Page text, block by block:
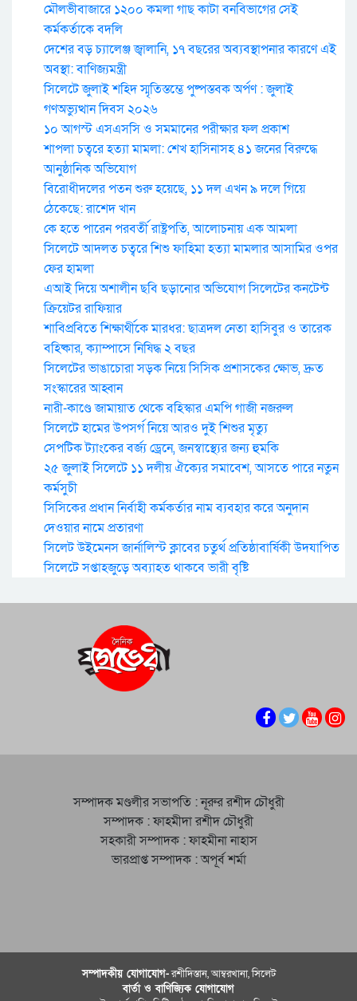
মৌলভীবাজারে ১২০০ কমলা গাছ কাটা বনবিভাগের সেই
কর্মকর্তাকে বদলি
দেশের বড় চ্যালেঞ্জ জ্বালানি, ১৭ বছরের অব্যবস্থাপনার কারণে এই
অবস্থা: বাণিজ্যমন্ত্রী
সিলেটে জুলাই শহিদ স্মৃতিস্তম্ভে পুষ্পস্তবক অর্পণ : জুলাই
গণঅভ্যুত্থান দিবস ২০২৬
১০ আগস্ট এসএসসি ও সমমানের পরীক্ষার ফল প্রকাশ
শাপলা চত্বরে হত্যা মামলা: শেখ হাসিনাসহ ৪১ জনের বিরুদ্ধে
আনুষ্ঠানিক অভিযোগ
বিরোধীদলের পতন শুরু হয়েছে, ১১ দল এখন ৯ দলে গিয়ে
ঠেকেছে: রাশেদ খান
কে হতে পারেন পরবর্তী রাষ্ট্রপতি, আলোচনায় এক আমলা
সিলেটে আদলত চত্বরে শিশু ফাহিমা হত্যা মামলার আসামির ওপর
ফের হামলা
এআই দিয়ে অশালীন ছবি ছড়ানোর অভিযোগ সিলেটের কনটেন্ট
ক্রিয়েটর রাফিয়ার
শাবিপ্রবিতে শিক্ষার্থীকে মারধর: ছাত্রদল নেতা হাসিবুর ও তারেক
বহিষ্কার, ক্যাম্পাসে নিষিদ্ধ ২ বছর
সিলেটের ভাঙাচোরা সড়ক নিয়ে সিসিক প্রশাসকের ক্ষোভ, দ্রুত
সংস্কারের আহ্বান
নারী-কাণ্ডে জামায়াত থেকে বহিস্কার এমপি গাজী নজরুল
সিলেটে হামের উপসর্গ নিয়ে আরও দুই শিশুর মৃত্যু
সেপটিক ট্যাংকের বর্জ্য ড্রেনে, জনস্বাস্থ্যের জন্য হুমকি
২৫ জুলাই সিলেটে ১১ দলীয় ঐক্যের সমাবেশ, আসতে পারে নতুন
কর্মসুচী
সিসিকের প্রধান নির্বাহী কর্মকর্তার নাম ব্যবহার করে অনুদান
দেওয়ার নামে প্রতারণা
সিলেট উইমেনস জার্নালিস্ট ক্লাবের চতুর্থ প্রতিষ্ঠাবার্ষিকী উদযাপিত
সিলেটে সপ্তাহজুড়ে অব্যাহত থাকবে ভারী বৃষ্টি
সম্পাদক মণ্ডলীর সভাপতি : নূরুর রশীদ চৌধুরী
সম্পাদক : ফাহমীদা রশীদ চৌধুরী
সহকারী সম্পাদক : ফাহমীনা নাহাস
ভারপ্রাপ্ত সম্পাদক : অপূর্ব শর্মা
সম্পাদকীয় যােগাযোগ-রশীদিস্তান, আম্বরখানা, সিলেট
বার্তা ও বাণিজ্যিক যোগাযােগ